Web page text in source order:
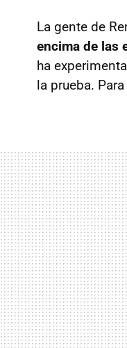
La gente de
encima de las
ha
la prueba.